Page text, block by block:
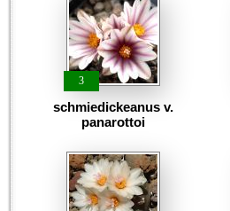
3
schmiedickeanus v.
panarottoi